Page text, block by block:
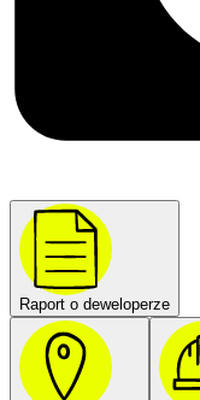
Raport o deweloperze